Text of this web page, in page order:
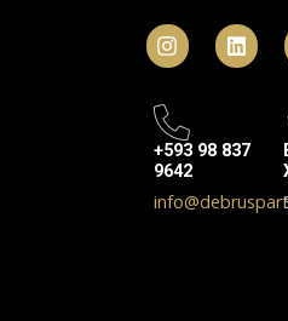
+593 98 837
9642